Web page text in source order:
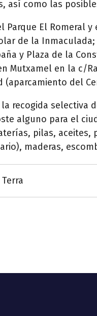
así como las
Parque El Romeral
de la
y Plaza de la
Mutxamel en la c/
del
recogida selectiva
alguno para el
pilas,
maderas,
Terra